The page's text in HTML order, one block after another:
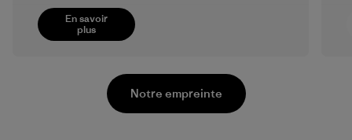
En savoir
plus
Notre empreinte